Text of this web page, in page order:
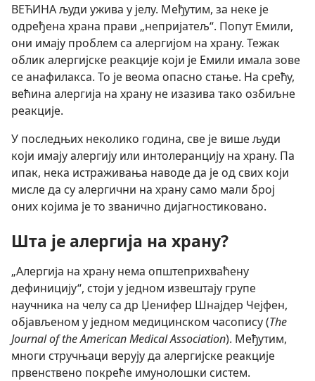
ВЕЋИНА људи ужива у јелу. Међутим, за неке је
одређена храна прави „непријатељ“. Попут Емили,
они имају проблем са алергијом на храну. Тежак
облик алергијске реакције који је Емили имала зове
се анафилакса. То је веома опасно стање. На срећу,
већина алергија на храну не изазива тако озбиљне
реакције.
У последњих неколико година, све је више људи
који имају алергију или интолеранцију на храну. Па
ипак, нека истраживања наводе да је од свих који
мисле да су алергични на храну само мали број
оних којима је то званично дијагностиковано.
Шта је алергија на храну?
„Алергија на храну нема општеприхваћену
дефиницију“, стоји у једном извештају групе
научника на челу са др Џенифер Шнајдер Чејфен,
објављеном у једном медицинском часопису (The
Journal of the American Medical Association). Међутим,
многи стручњаци верују да алергијске реакције
првенствено покреће имунолошки систем.